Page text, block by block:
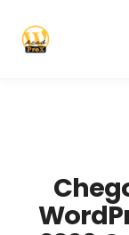
principal